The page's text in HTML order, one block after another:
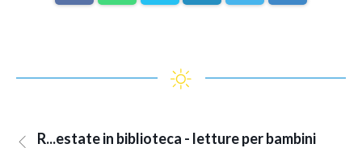
R...estate in biblioteca - letture per bambini